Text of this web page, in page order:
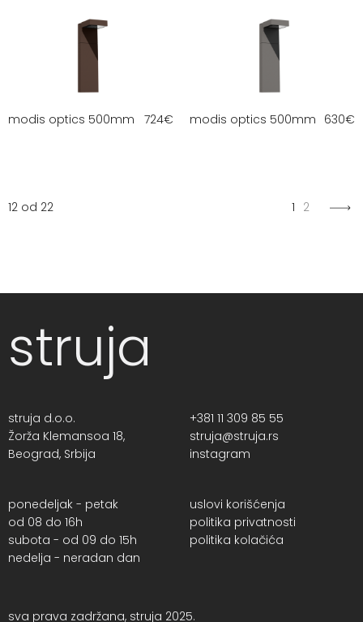
modis optics 500mm 724€ modis optics 500mm 630€
12 od 22 1 2
struja
struja d.o.o.
Žorža Klemansoa 18,
Beograd, Srbija
+381 11 309 85 55
struja@struja.rs
instagram
ponedeljak - petak
od 08 do 16h
subota - od 09 do 15h
nedelja - neradan dan
uslovi korišćenja
politika privatnosti
politika kolačića
sva prava zadržana, struja 2025.